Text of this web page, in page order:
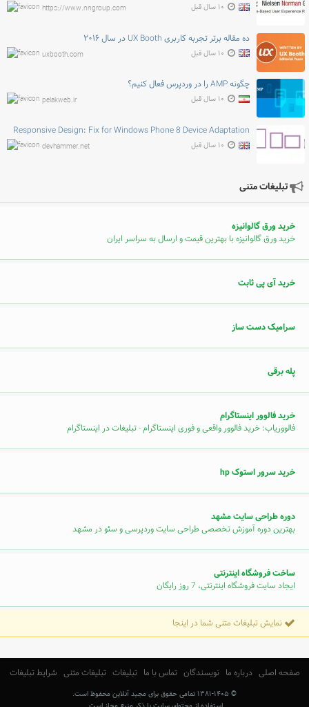
https://www.nngroup.com ۱۰ سال قبل
ده مقاله برتر تجربه کاربری UX Booth در سال ۲۰۱۶
uxbooth.com ۱۰ سال قبل
چگونه AMP را در وردپرس فعال کنیم؟
pelakweb.ir ۱۰ سال قبل
Responsive Design: Fix for Windows Phone 8 Device Adaptation
devhammer.net ۱۰ سال قبل
تبلیغات متنی
خرید ورق گالوانیزه
خرید ورق گالوانیزه با بهترین قیمت و ارسال به سراسر ایران
خرید آی پی ثابت
سرامیک دست ساز
پله برقی
خرید فالوور اینستاگرام
فالووریاب: خرید فالوور واقعی و فوری اینستاگرام - تبلیغات در اینستاگرام
خرید سرور استوک hp
دوره طراحی سایت مشهد
بهترین دوره آموزش تخصصی طراحی سایت وردپرسی و سئو در مشهد
ساخت فروشگاه اینترنتی
ایجاد سایت فروشگاه اینترنتی، 7 روز رایگان
نمایش تبلیغات متنی شما در اینجا
صفحه اصلی درباره ما نویسندگان تماس با ما تبلیغات تبلیغات متنی شرایط تبلیغات
© ۱۳۸۱-۱۴۰۵ تمامی حقوق برای مجید آنلاین محفوظ است.